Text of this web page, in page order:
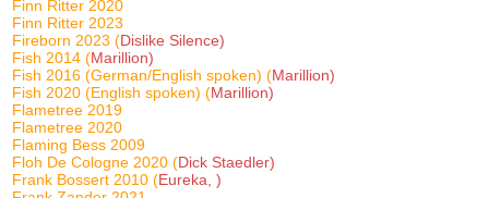
Finn Ritter 2020
Finn Ritter 2023
Fireborn 2023 (Dislike Silence)
Fish 2014 (Marillion)
Fish 2016 (German/English spoken) (Marillion)
Fish 2020 (English spoken) (Marillion)
Flametree 2019
Flametree 2020
Flaming Bess 2009
Floh De Cologne 2020 (Dick Staedler)
Frank Bossert 2010 (Eureka, )